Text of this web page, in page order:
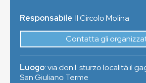
Responsabile: Il Circolo Molina
Contatta gli
Luogo:via don l. sturzo località il
San Giuliano Terme